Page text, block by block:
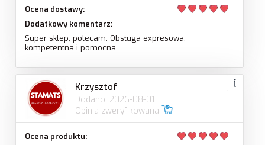
Ocena dostawy:
Dodatkowy komentarz:
Super sklep, polecam. Obsługa expresowa,
kompetentna i pomocna.
Krzysztof
Dodano: 2026-08-01
Opinia zweryfikowana
Ocena produktu: